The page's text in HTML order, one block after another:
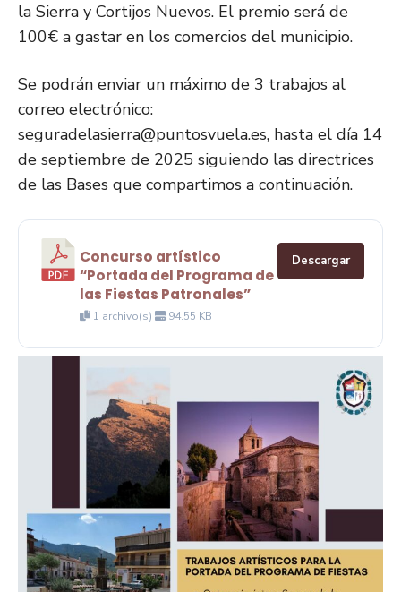
la Sierra y Cortijos Nuevos. El premio será de
100€ a gastar en los comercios del municipio.
Se podrán enviar un máximo de 3 trabajos al
correo electrónico:
seguradelasierra@puntosvuela.es, hasta el día 14
de septiembre de 2025 siguiendo las directrices
de las Bases que compartimos a continuación.
Concurso artístico
“Portada del Programa de
las Fiestas Patronales”
1 archivo(s) 94.55 KB
Descargar